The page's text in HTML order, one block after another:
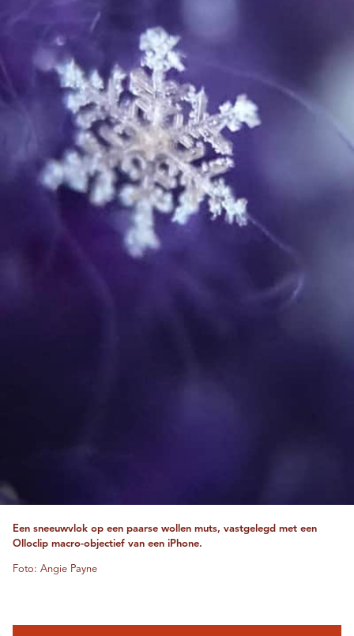
Een sneeuwvlok op een paarse wollen muts, vastgelegd met een
Olloclip macro-objectief van een iPhone.
Foto: Angie Payne